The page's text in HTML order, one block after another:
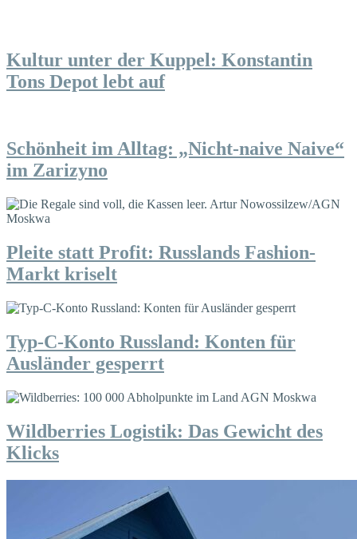
Kultur unter der Kuppel: Konstantin
Tons Depot lebt auf
Schönheit im Alltag: „Nicht-naive Naive“
im Zarizyno
Pleite statt Profit: Russlands Fashion-
Markt kriselt
Typ-C-Konto Russland: Konten für
Ausländer gesperrt
Wildberries Logistik: Das Gewicht des
Klicks